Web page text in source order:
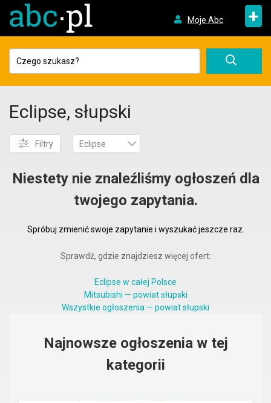
Moje Abc +
Eclipse, słupski
Filtry Eclipse
Niestety nie znaleźliśmy ogłoszeń dla
twojego zapytania.
Spróbuj zmienić swoje zapytanie i wyszukać jeszcze raz.
Sprawdź, gdzie znajdziesz więcej ofert:
Eclipse w całej Polsce
Mitsubishi — powiat słupski
Wszystkie ogłoszenia — powiat słupski
Najnowsze ogłoszenia w tej
kategorii